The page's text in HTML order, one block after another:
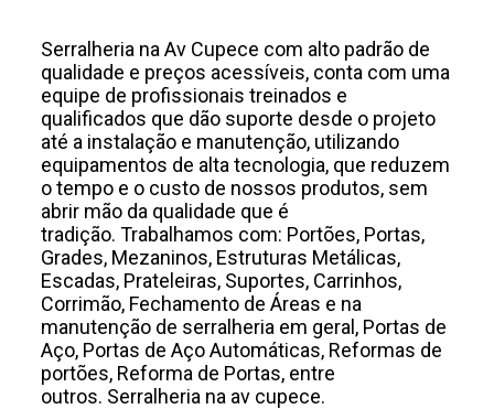
Serralheria na Av Cupece com alto padrão de
qualidade e preços acessíveis, conta com uma
equipe de profissionais treinados e
qualificados que dão suporte desde o projeto
até a instalação e manutenção, utilizando
equipamentos de alta tecnologia, que reduzem
o tempo e o custo de nossos produtos, sem
abrir mão da qualidade que é
tradição. Trabalhamos com: Portões, Portas,
Grades, Mezaninos, Estruturas Metálicas,
Escadas, Prateleiras, Suportes, Carrinhos,
Corrimão, Fechamento de Áreas e na
manutenção de serralheria em geral, Portas de
Aço, Portas de Aço Automáticas, Reformas de
portões, Reforma de Portas, entre
outros. Serralheria na av cupece.